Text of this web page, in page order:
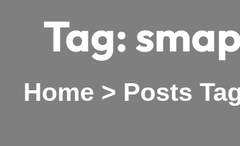
Tag:
Home > Posts